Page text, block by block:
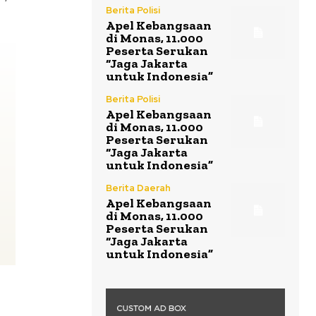
Berita Polisi
Apel Kebangsaan
di Monas, 11.000
Peserta Serukan
“Jaga Jakarta
untuk Indonesia”
Berita Polisi
Apel Kebangsaan
di Monas, 11.000
Peserta Serukan
“Jaga Jakarta
untuk Indonesia”
Berita Daerah
Apel Kebangsaan
di Monas, 11.000
Peserta Serukan
“Jaga Jakarta
untuk Indonesia”